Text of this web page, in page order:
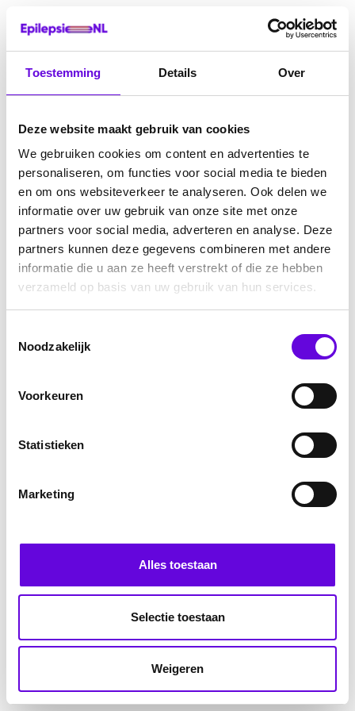
Toestemming Details Over
Deze website maakt gebruik van cookies
We gebruiken cookies om content en advertenties te
personaliseren, om functies voor social media te bieden
en om ons websiteverkeer te analyseren. Ook delen we
informatie over uw gebruik van onze site met onze
partners voor social media, adverteren en analyse. Deze
partners kunnen deze gegevens combineren met andere
informatie die u aan ze heeft verstrekt of die ze hebben
verzameld op basis van uw gebruik van hun services.
Noodzakelijk
Voorkeuren
Statistieken
Marketing
Alles toestaan
Selectie toestaan
Weigeren